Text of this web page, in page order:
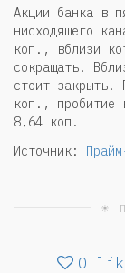
Акции банка в
нисходящего
коп., вблизи
сокращать.
стоит закрыть.
коп., пробитие
8,64 коп.
Источник:
☀
0